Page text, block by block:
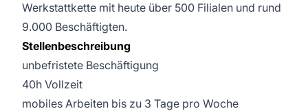
Werkstattkette mit heute über 500 Filialen und rund
9.000 Beschäftigten.
Stellenbeschreibung
unbefristete Beschäftigung
40h Vollzeit
mobiles Arbeiten bis zu 3 Tage pro Woche